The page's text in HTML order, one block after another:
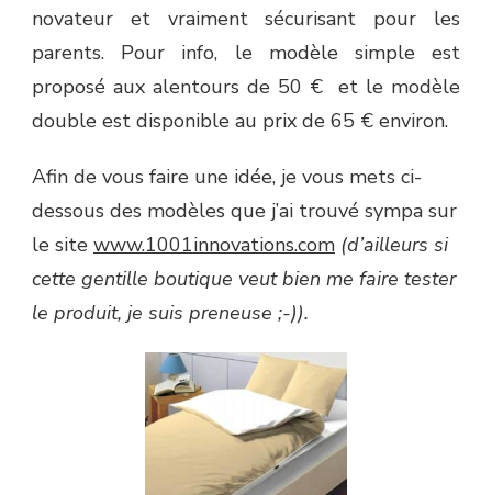
novateur et vraiment sécurisant pour les
parents. Pour info, le modèle simple est
proposé aux alentours de 50 € et le modèle
double est disponible au prix de 65 € environ.
Afin de vous faire une idée, je vous mets ci-
dessous des modèles que j’ai trouvé sympa sur
le site www.1001innovations.com (d’ailleurs si
cette gentille boutique veut bien me faire tester
le produit, je suis preneuse ;-)).